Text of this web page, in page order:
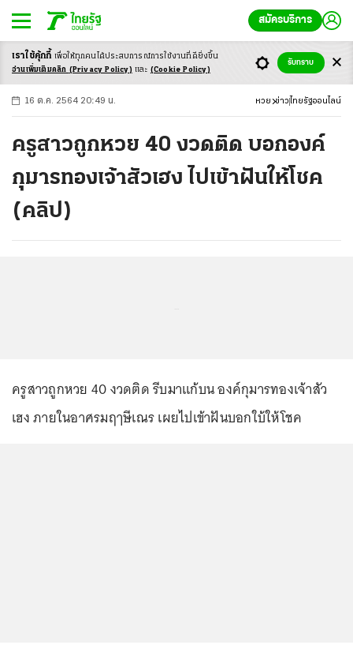
สมัครบริการ
-ก ก ก+
16 ต.ค. 2564 20:49 น. หวย ข่าว ไทยรัฐออนไลน์
ครูสาวถูกหวย 40 งวดติด บอกองค์
กุมารทองเจ้าสัวเฮง ไปเข้าฝันให้โชค
(คลิป)
ครูสาวถูกหวย 40 งวดติด รีบมาแก้บน องค์กุมารทองเจ้าสัว
เฮง ภายในอาศรมฤๅษีเณร เผยไปเข้าฝันบอกใบ้ให้โชค
เราใช้คุ้กกี้ เพื่อให้ทุกคนได้ประสบการณ์การใช้งานที่ดียิ่งขึ้น
อ่านเพิ่มเติมคลิก (Privacy Policy) และ (Cookie Policy)
รับทราบ